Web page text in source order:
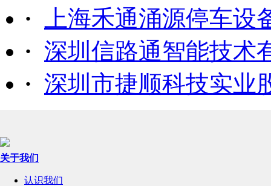
·
上海禾通涌源停车设
· 深圳信路通智能技术
· 深圳市捷顺科技实业
关于我们
认识我们